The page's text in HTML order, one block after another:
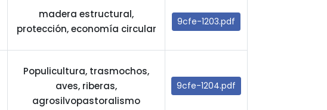
madera estructural,
protección, economía circular
9cfe-1203.pdf
Populicultura, trasmochos,
aves, riberas,
agrosilvopastoralismo
9cfe-1204.pdf